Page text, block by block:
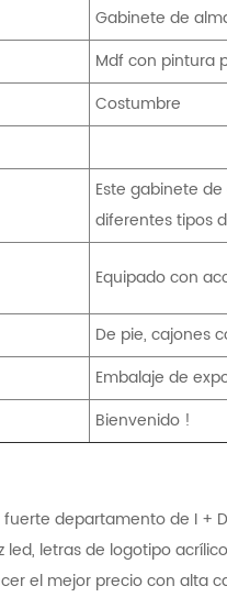
Gabinete de
Mdf con pintura
Costumbre
Este gabinete
diferentes tipos
Equipado con
De pie, cajones
Embalaje de
Bienvenido !
departamento de I +
led, letras de logotipo
el mejor precio con alta